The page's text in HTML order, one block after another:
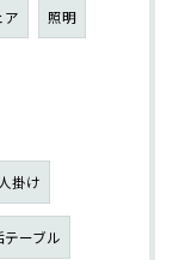
ア 照明
掛け
テーブル